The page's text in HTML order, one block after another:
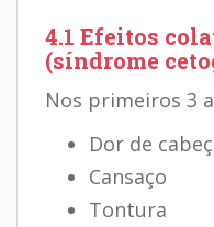
4.1 Efeitos
(síndrome
Nos primeiros 3
Dor de
Cansaço
Tontura